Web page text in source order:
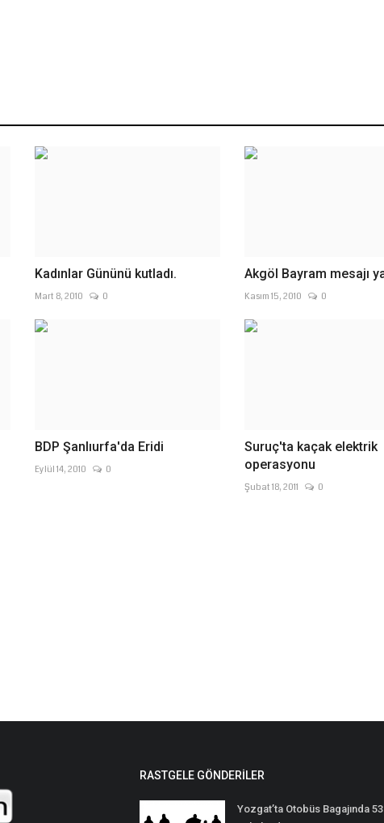
Kadınlar Gününü kutladı.
Mart 8, 2010 0
Akgöl Bayram mesajı
Kasım 15, 2010 0
BDP Şanlıurfa'da Eridi
Eylül 14, 2010 0
Suruç'ta kaçak elektrik
operasyonu
Şubat 18, 2011 0
ÖLÜM
RASTGELE GÖNDERILER
Yozgat’ta Otobüs Bagajında